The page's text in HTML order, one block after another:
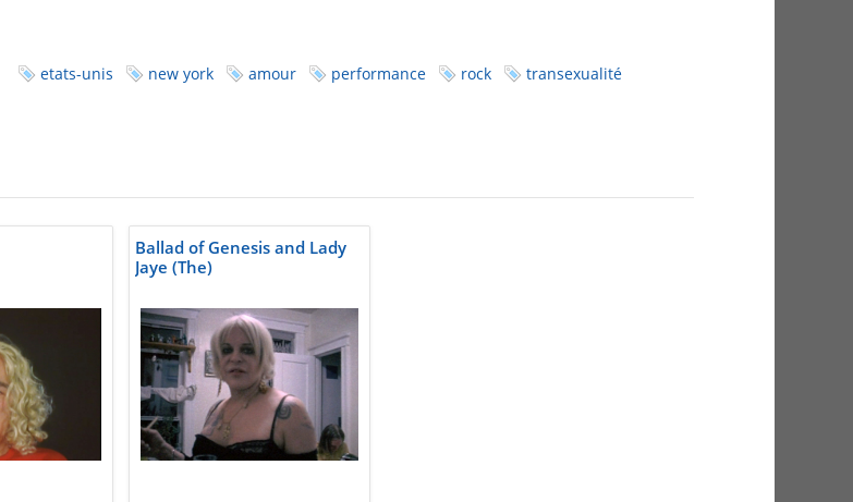
etats-unis new york amour performance rock transexualité
Ballad of Genesis and Lady
Jaye (The)